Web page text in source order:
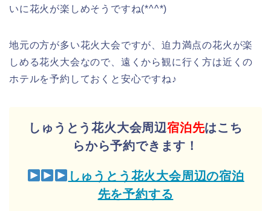
いに花火が楽しめそうですね(*^^*)
地元の方が多い花火大会ですが、迫力満点の花火が楽
しめる花火大会なので、遠くから観に行く方は近くの
ホテルを予約しておくと安心ですね♪
しゅうとう花火大会周辺宿泊先はこち
らから予約できます！
しゅうとう花火大会周辺の宿泊
先を予約する